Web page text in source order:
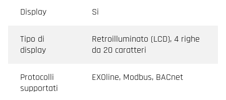
Display Si
Tipo di
display
Retroilluminato (LCD), 4 righe
da 20 caratteri
Protocolli
supportati
EXOline, Modbus, BACnet